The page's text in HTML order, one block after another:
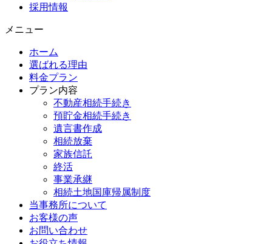
採用情報
メニュー
ホーム
選ばれる理由
料金プラン
プラン内容
不動産相続手続き
預貯金相続手続き
遺言書作成
相続放棄
家族信託
終活
事業承継
相続土地国庫帰属制度
当事務所について
お客様の声
お問い合わせ